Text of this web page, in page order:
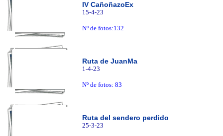
IV CañoñazoEx
15-4-23
Nº de fotos:132
Ruta de JuanMa
1-4-23
Nº de fotos: 83
Ruta del sendero perdido
25-3-23